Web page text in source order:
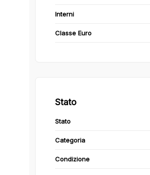
Interni
Classe Euro
Stato
Stato
Categoria
Condizione